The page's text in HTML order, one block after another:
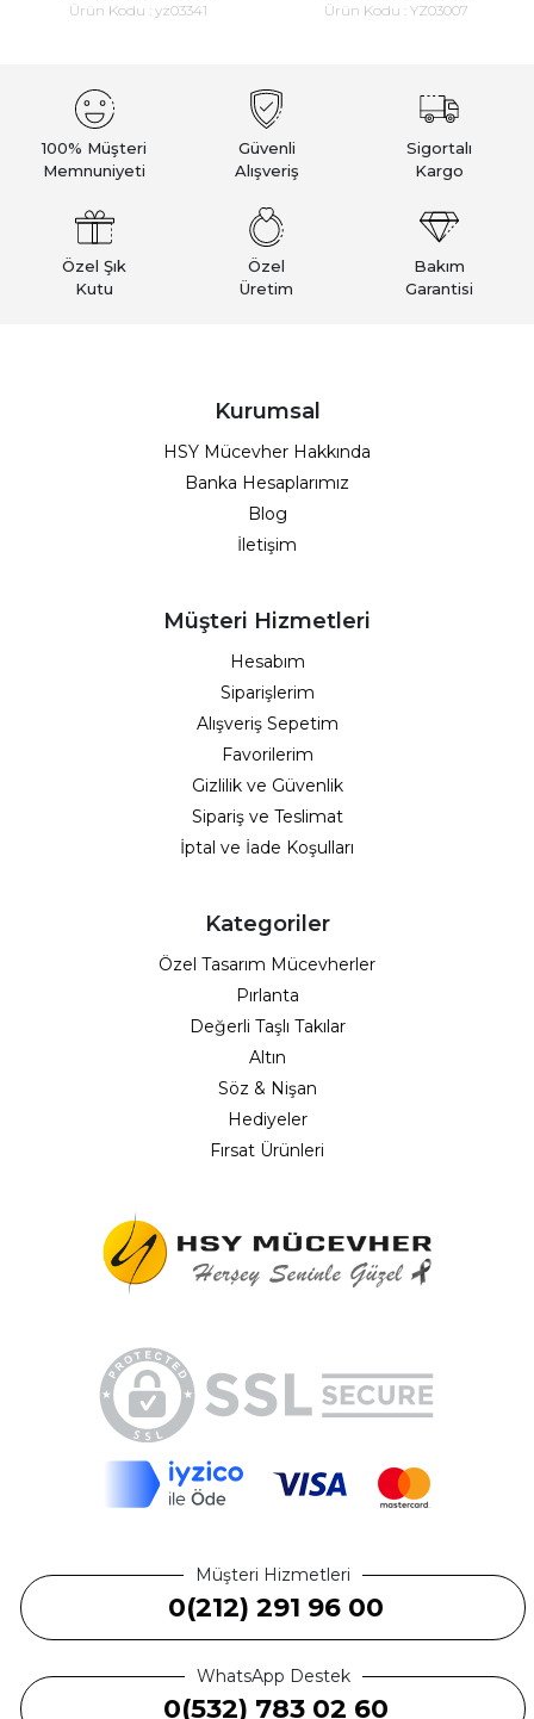
Ürün Kodu : yz03341 Ürün Kodu : YZ03007
100% Müşteri
Memnuniyeti
Güvenli
Alışveriş
Sigortalı
Kargo
Özel Şık
Kutu
Özel
Üretim
Bakım
Garantisi
Kurumsal
HSY Mücevher Hakkında
Banka Hesaplarımız
Blog
İletişim
Müşteri Hizmetleri
Hesabım
Siparişlerim
Alışveriş Sepetim
Favorilerim
Gizlilik ve Güvenlik
Sipariş ve Teslimat
İptal ve İade Koşulları
Kategoriler
Özel Tasarım Mücevherler
Pırlanta
Değerli Taşlı Takılar
Altın
Söz & Nişan
Hediyeler
Fırsat Ürünleri
Müşteri Hizmetleri
0(212) 291 96 00
WhatsApp Destek
0(532) 783 02 60